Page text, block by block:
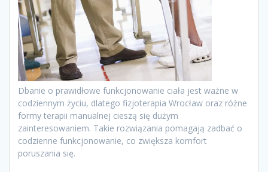
Dbanie o prawidłowe funkcjonowanie ciała jest ważne w
codziennym życiu, dlatego fizjoterapia Wrocław oraz różne
formy terapii manualnej cieszą się dużym
zainteresowaniem. Takie rozwiązania pomagają zadbać o
codzienne funkcjonowanie, co zwiększa komfort
poruszania się.